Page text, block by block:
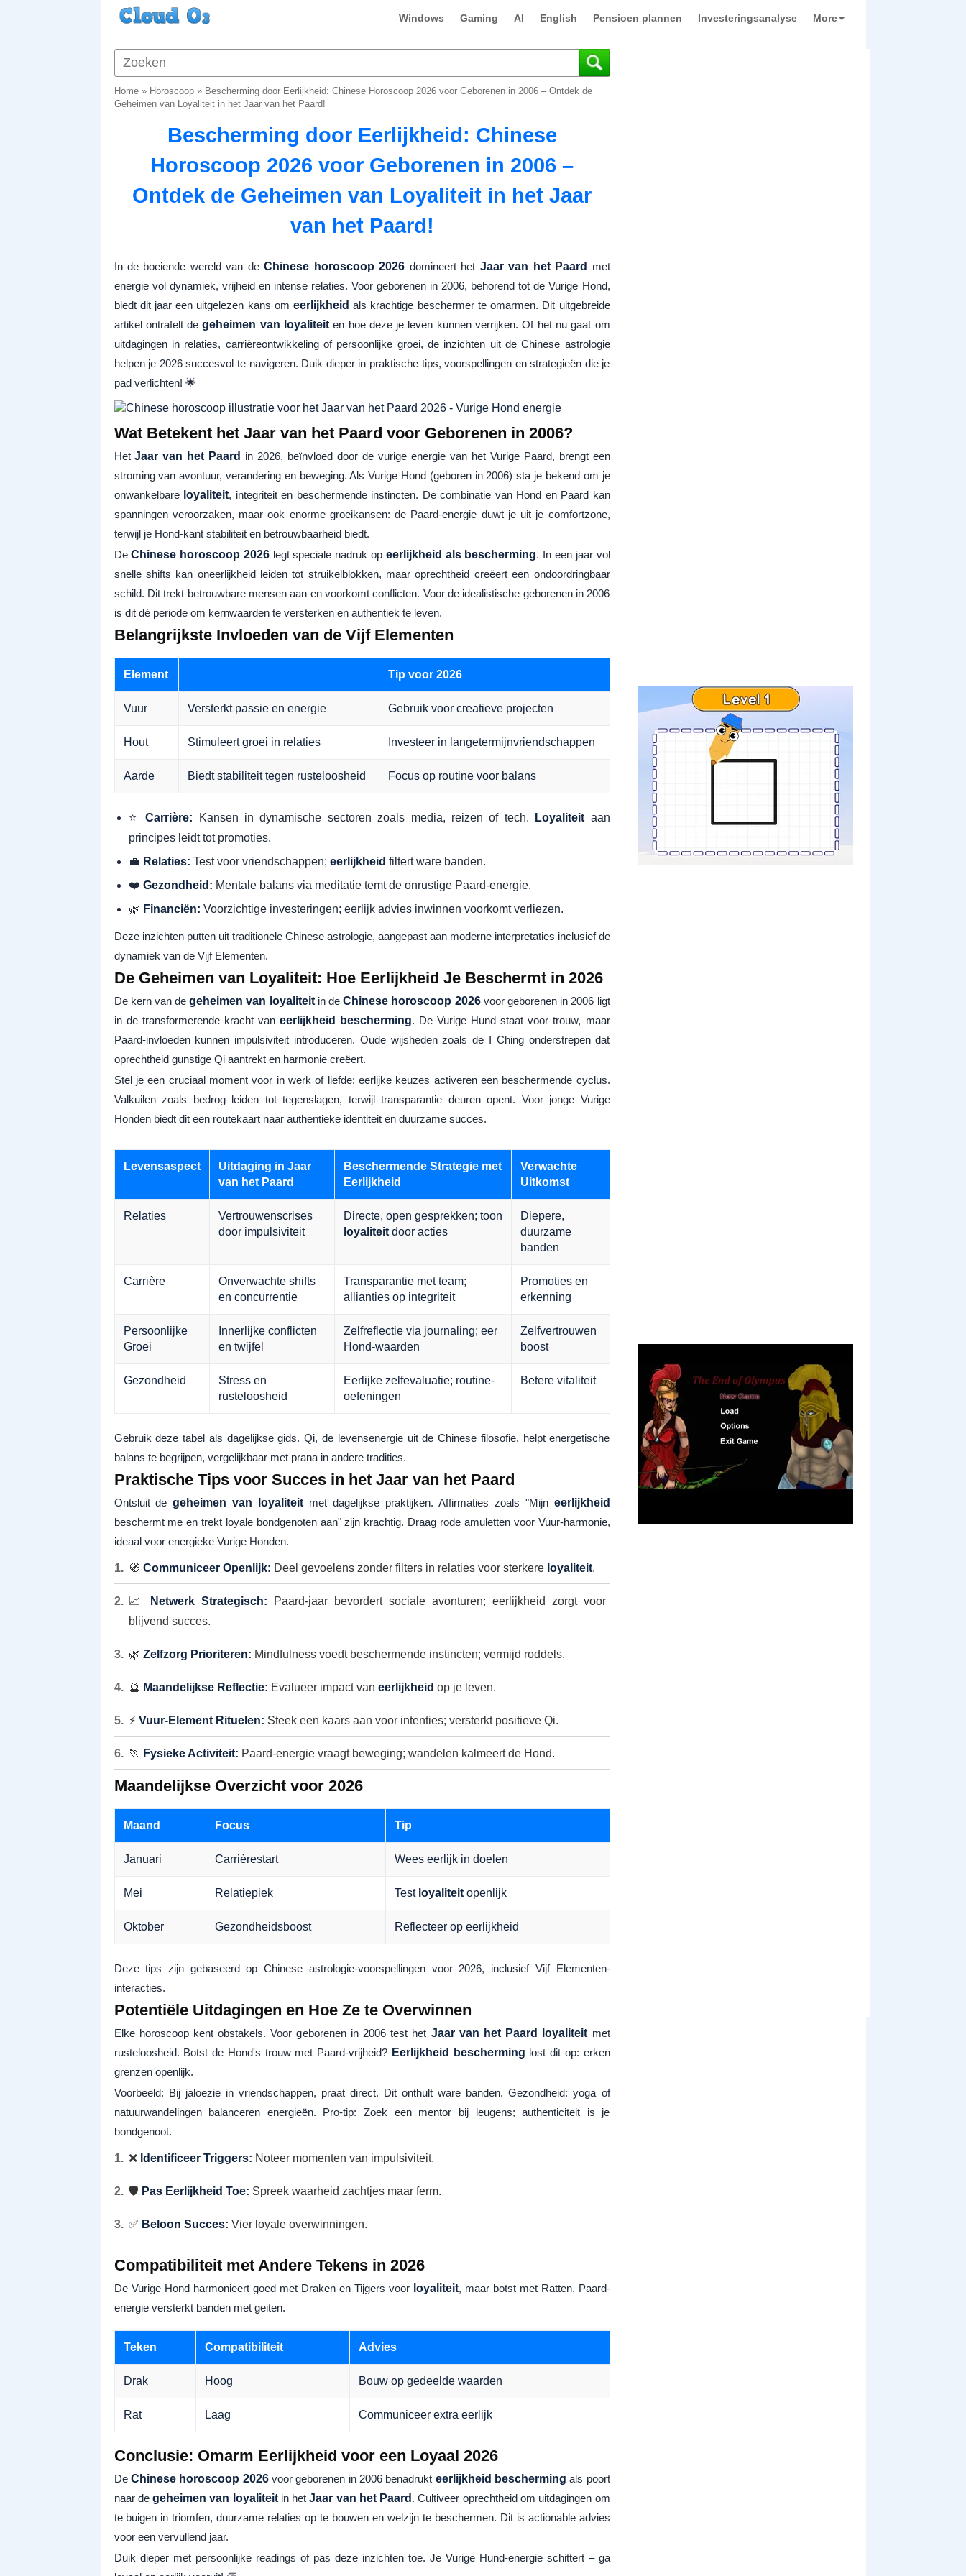
Windows Gaming AI English Pensioen plannen Investeringsanalyse More
Home» Horoscoop» Bescherming door Eerlijkheid: Chinese Horoscoop 2026 voor Geborenen in 2006 – Ontdek de
Geheimen van Loyaliteit in het Jaar van het Paard!
Bescherming door Eerlijkheid: Chinese
Horoscoop 2026 voor Geborenen in 2006 –
Ontdek de Geheimen van Loyaliteit in het Jaar
van het Paard!
In de boeiende wereld van deChinese horoscoop 2026 domineert het Jaar van het Paard
met
energie vol dynamiek, vrijheid en intense relaties. Voor geborenen in 2006, behorend tot de Vurige Hond,
biedt dit jaar een uitgelezen kans om eerlijkheid als krachtige beschermer te omarmen. Dit uitgebreide
artikel ontrafelt degeheimen van loyaliteiten hoe deze je leven kunnen verrijken. Of het nu gaat om
uitdagingen in relaties, carrièreontwikkeling of persoonlijke groei, de inzichten uit de Chinese astrologie
helpen je 2026 succesvol te navigeren. Duik dieper in praktische tips, voorspellingen en strategieën die je
pad verlichten! 🌟
Wat Betekent het Jaar van het Paard voor Geborenen in 2006?
HetJaar van het Paard in 2026, beïnvloed door de vurige energie van het Vurige Paard, brengt een
stroming van avontuur, verandering en beweging. Als Vurige Hond (geboren in 2006) sta je bekend om je
onwankelbare loyaliteit, integriteit en beschermende instincten. De combinatie van Hond en Paard kan
spanningen veroorzaken, maar ook enorme groeikansen: de Paard-energie duwt je uit je comfortzone,
terwijl je Hond-kant stabiliteit en betrouwbaarheid biedt.
DeChinese horoscoop 2026legt speciale nadruk op eerlijkheid als bescherming. In een jaar vol
snelle shifts kan oneerlijkheid leiden tot struikelblokken, maar oprechtheid creëert een ondoordringbaar
schild. Dit trekt betrouwbare mensen aan en voorkomt conflicten. Voor de idealistische geborenen in 2006
is dit dé periode om kernwaarden te versterken en authentiek te leven.
Belangrijkste Invloeden van de Vijf Elementen
Element Tip voor 2026
Vuur Versterkt passie en energie Gebruik voor creatieve projecten
Hout Stimuleert groei in relaties Investeer in langetermijnvriendschappen
Aarde Biedt stabiliteit tegen rusteloosheid Focus op routine voor balans
⭐Carrière: Kansen in dynamische sectoren zoals media, reizen of tech. Loyaliteit aan
principes leidt tot promoties.
💼 Relaties: Test voor vriendschappen; eerlijkheid filtert ware banden.
❤️ Gezondheid: Mentale balans via meditatie temt de onrustige Paard-energie.
🌿 Financiën: Voorzichtige investeringen; eerlijk advies inwinnen voorkomt verliezen.
Deze inzichten putten uit traditionele Chinese astrologie, aangepast aan moderne interpretaties inclusief de
dynamiek van de Vijf Elementen.
De Geheimen van Loyaliteit: Hoe Eerlijkheid Je Beschermt in 2026
De kern van degeheimen van loyaliteitin deChinese horoscoop 2026voor geborenen in 2006 ligt
in de transformerende kracht van eerlijkheid bescherming. De Vurige Hund staat voor trouw, maar
Paard-invloeden kunnen impulsiviteit introduceren. Oude wijsheden zoals de I Ching onderstrepen dat
oprechtheid gunstige Qi aantrekt en harmonie creëert.
Stel je een cruciaal moment voor in werk of liefde: eerlijke keuzes activeren een beschermende cyclus.
Valkuilen zoals bedrog leiden tot tegenslagen, terwijl transparantie deuren opent. Voor jonge Vurige
Honden biedt dit een routekaart naar authentieke identiteit en duurzame succes.
Levensaspect
Uitdaging in Jaar
van het Paard
Beschermende Strategie met
Eerlijkheid
Verwachte
Uitkomst
Relaties
Vertrouwenscrises
door impulsiviteit
Directe, open gesprekken; toon
loyaliteitdoor acties
Diepere,
duurzame
banden
Carrière
Onverwachte shifts
en concurrentie
Transparantie met team;
allianties op integriteit
Promoties en
erkenning
Persoonlijke
Groei
Innerlijke conflicten
en twijfel
Zelfreflectie via journaling; eer
Hond-waarden
Zelfvertrouwen
boost
Gezondheid
Stress en
rusteloosheid
Eerlijke zelfevaluatie; routine-
oefeningen
Betere vitaliteit
Gebruik deze tabel als dagelijkse gids. Qi, de levensenergie uit de Chinese filosofie, helpt energetische
balans te begrijpen, vergelijkbaar met prana in andere tradities.
Praktische Tips voor Succes in het Jaar van het Paard
Ontsluit degeheimen van loyaliteit met dagelijkse praktijken. Affirmaties zoals "Mijn eerlijkheid
beschermt me en trekt loyale bondgenoten aan" zijn krachtig. Draag rode amuletten voor Vuur-harmonie,
ideaal voor energieke Vurige Honden.
🧭 Communiceer Openlijk: Deel gevoelens zonder filters in relaties voor sterkere loyaliteit.
📈 Netwerk Strategisch: Paard-jaar bevordert sociale avonturen; eerlijkheid zorgt voor
blijvend succes.
🌿 Zelfzorg Prioriteren: Mindfulness voedt beschermende instincten; vermijd roddels.
🔮 Maandelijkse Reflectie: Evalueer impact van eerlijkheid op je leven.
⚡ Vuur-Element Rituelen: Steek een kaars aan voor intenties; versterkt positieve Qi.
🏃 Fysieke Activiteit: Paard-energie vraagt beweging; wandelen kalmeert de Hond.
Maandelijkse Overzicht voor 2026
Maand Focus Tip
Januari Carrièrestart Wees eerlijk in doelen
Mei Relatiepiek Test loyaliteitopenlijk
Oktober Gezondheidsboost Reflecteer op eerlijkheid
Deze tips zijn gebaseerd op Chinese astrologie-voorspellingen voor 2026, inclusief Vijf Elementen-
interacties.
Potentiële Uitdagingen en Hoe Ze te Overwinnen
Elke horoscoop kent obstakels. Voor geborenen in 2006 test het Jaar van het Paard loyaliteit met
rusteloosheid. Botst de Hond's trouw met Paard-vrijheid? Eerlijkheid bescherming lost dit op: erken
grenzen openlijk.
Voorbeeld: Bij jaloezie in vriendschappen, praat direct. Dit onthult ware banden. Gezondheid: yoga of
natuurwandelingen balanceren energieën. Pro-tip: Zoek een mentor bij leugens; authenticiteit is je
bondgenoot.
❌ Identificeer Triggers: Noteer momenten van impulsiviteit.
🛡️ Pas Eerlijkheid Toe: Spreek waarheid zachtjes maar ferm.
✅ Beloon Succes: Vier loyale overwinningen.
Compatibiliteit met Andere Tekens in 2026
De Vurige Hond harmonieert goed met Draken en Tijgers voor loyaliteit, maar botst met Ratten. Paard-
energie versterkt banden met geiten.
Teken Compatibiliteit Advies
Drak Hoog Bouw op gedeelde waarden
Rat Laag Communiceer extra eerlijk
Conclusie: Omarm Eerlijkheid voor een Loyaal 2026
De Chinese horoscoop 2026voor geborenen in 2006 benadrukt eerlijkheid bescherming als poort
naar degeheimen van loyaliteitin hetJaar van het Paard . Cultiveer oprechtheid om uitdagingen om
te buigen in triomfen, duurzame relaties op te bouwen en welzijn te beschermen. Dit is actionable advies
voor een vervullend jaar.
Duik dieper met persoonlijke readings of pas deze inzichten toe. Je Vurige Hund-energie schittert – ga